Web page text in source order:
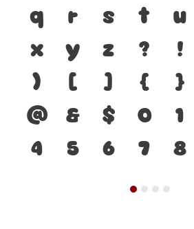
q
r s t u
x
y z ? !
)
[ ] { }
@
& $ 0 1
4
5 6 7 8